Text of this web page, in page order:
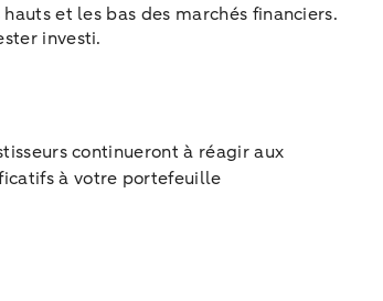
et les bas des marchés financiers.
investi.
continueront à réagir aux
à votre portefeuille